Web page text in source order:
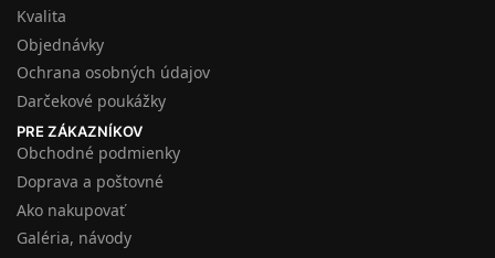
Kvalita
Objednávky
Ochrana osobných údajov
Darčekové poukážky
PRE ZÁKAZNÍKOV
Obchodné podmienky
Doprava a poštovné
Ako nakupovať
Galéria, návody